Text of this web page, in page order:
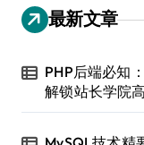
最新文章
PHP后端必知
解锁站长学院